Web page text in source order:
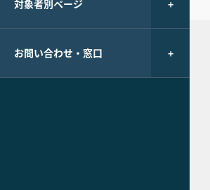
対象者別ページ
お問い合わせ・窓口